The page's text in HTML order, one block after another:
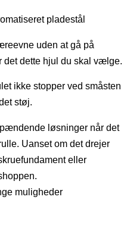
pladestål
uden at gå på
det dette hjul du skal vælge.
ikke stopper ved småsten
støj.
løsninger når det
Uanset om det drejer
eller
muligheder